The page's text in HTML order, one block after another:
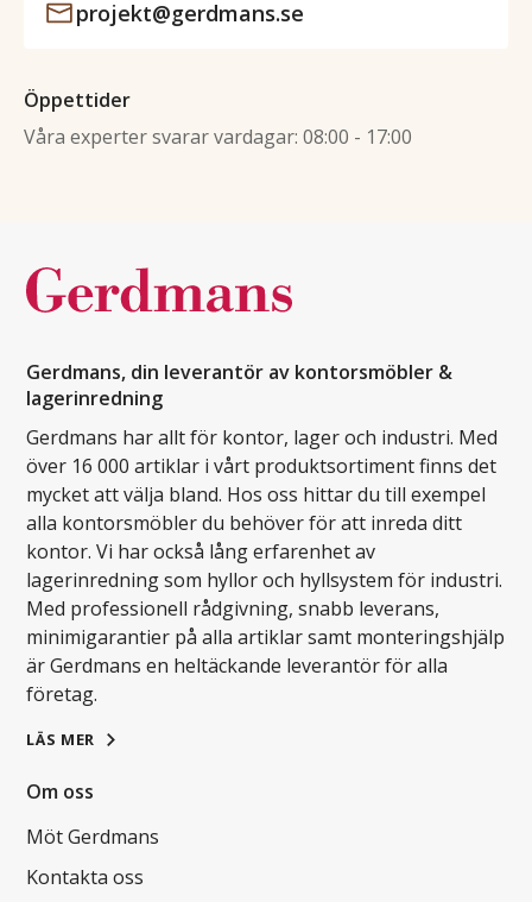
projekt@gerdmans.se
Öppettider
Våra experter svarar vardagar: 08:00 - 17:00
Gerdmans, din leverantör av kontorsmöbler &
lagerinredning
Gerdmans har allt för kontor, lager och industri. Med
över 16 000 artiklar i vårt produktsortiment finns det
mycket att välja bland. Hos oss hittar du till exempel
alla kontorsmöbler du behöver för att inreda ditt
kontor. Vi har också lång erfarenhet av
lagerinredning som hyllor och hyllsystem för industri.
Med professionell rådgivning, snabb leverans,
minimigarantier på alla artiklar samt monteringshjälp
är Gerdmans en heltäckande leverantör för alla
företag.
LÄS MER
Om oss
Möt Gerdmans
Kontakta oss